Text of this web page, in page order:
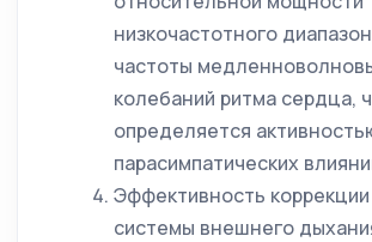
низкочастотного
частоты
колебаний ритма сердца,
определяется
парасимпатических
Эффективность
системы внешнего